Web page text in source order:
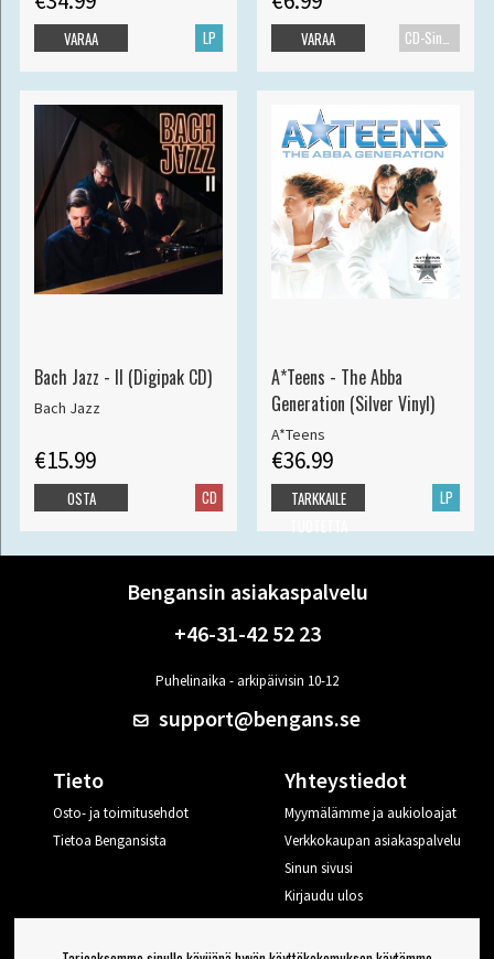
LP
VARAA VARAA
Bach Jazz - II (Digipak CD)
Bach Jazz
€15.99
CD
OSTA
A*Teens - The Abba
Generation (Silver Vinyl)
A*Teens
€36.99
LP
TARKKAILE
TUOTETTA
Bengansin asiakaspalvelu
+46-31-42 52 23
Puhelinaika - arkipäivisin 10-12
support@bengans.se
Tieto
Osto- ja toimitusehdot
Tietoa Bengansista
Yhteystiedot
Myymälämme ja aukioloajat
Verkkokaupan asiakaspalvelu
Sinun sivusi
Kirjaudu ulos
Haluan vinkkejä Bengansilta